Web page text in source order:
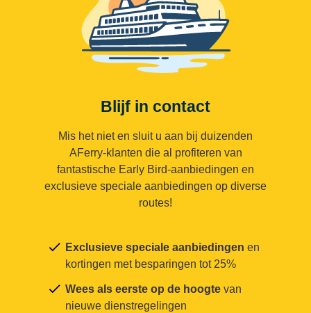
Blijf in contact
Mis het niet en sluit u aan bij duizenden
AFerry-klanten die al profiteren van
fantastische Early Bird-aanbiedingen en
exclusieve speciale aanbiedingen op diverse
routes!
Exclusieve speciale aanbiedingen en
kortingen met besparingen tot 25%
Wees als eerste op de hoogte van
nieuwe dienstregelingen